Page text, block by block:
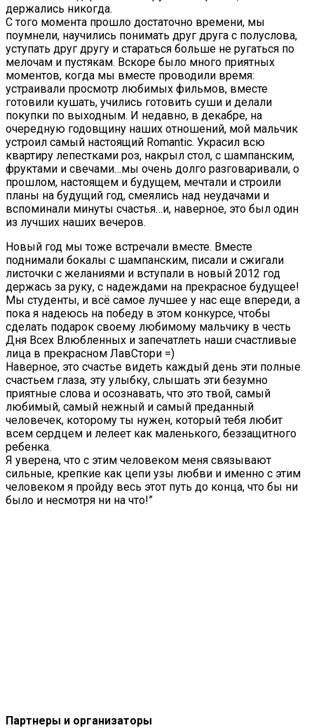
держались никогда.
С того момента прошло достаточно времени, мы
поумнели, научились понимать друг друга с полуслова,
уступать друг другу и стараться больше не ругаться по
мелочам и пустякам. Вскоре было много приятных
моментов, когда мы вместе проводили время:
устраивали просмотр любимых фильмов, вместе
готовили кушать, учились готовить суши и делали
покупки по выходным. И недавно, в декабре, на
очередную годовщину наших отношений, мой мальчик
устроил самый настоящий Romantic. Украсил всю
квартиру лепестками роз, накрыл стол, с шампанским,
фруктами и свечами…мы очень долго разговаривали, о
прошлом, настоящем и будущем, мечтали и строили
планы на будущий год, смеялись над неудачами и
вспоминали минуты счастья…и, наверное, это был один
из лучших наших вечеров.
Новый год мы тоже встречали вместе. Вместе
поднимали бокалы с шампанским, писали и сжигали
листочки с желаниями и вступали в новый 2012 год
держась за руку, с надеждами на прекрасное будущее!
Мы студенты, и всё самое лучшее у нас еще впереди, а
пока я надеюсь на победу в этом конкурсе, чтобы
сделать подарок своему любимому мальчику в честь
Дня Всех Влюбленных и запечатлеть наши счастливые
лица в прекрасном ЛавСтори =)
Наверное, это счастье видеть каждый день эти полные
счастьем глаза, эту улыбку, слышать эти безумно
приятные слова и осознавать, что это твой, самый
любимый, самый нежный и самый преданный
человечек, которому ты нужен, который тебя любит
всем сердцем и лелеет как маленького, беззащитного
ребенка.
Я уверена, что с этим человеком меня связывают
сильные, крепкие как цепи узы любви и именно с этим
человеком я пройду весь этот путь до конца, что бы ни
было и несмотря ни на что!”
Партнеры и организаторы